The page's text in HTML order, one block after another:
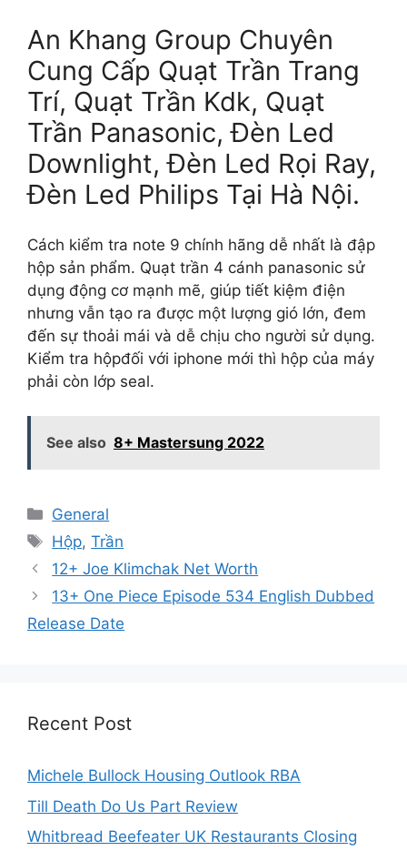
An Khang Group Chuyên
Cung Cấp Quạt Trần Trang
Trí, Quạt Trần Kdk, Quạt
Trần Panasonic, Đèn Led
Downlight, Đèn Led Rọi Ray,
Đèn Led Philips Tại Hà Nội.
Cách kiểm tra note 9 chính hãng dễ nhất là đập
hộp sản phẩm. Quạt trần 4 cánh panasonic sử
dụng động cơ mạnh mẽ, giúp tiết kiệm điện
nhưng vẫn tạo ra được một lượng gió lớn, đem
đến sự thoải mái và dễ chịu cho người sử dụng.
Kiểm tra hộpđối với iphone mới thì hộp của máy
phải còn lớp seal.
See also 8+ Mastersung 2022
Categories
General
Tags
Hộp,Trần
12+ Joe Klimchak Net Worth
13+ One Piece Episode 534 English Dubbed
Release Date
Recent Post
Michele Bullock Housing Outlook RBA
Till Death Do Us Part Review
Whitbread Beefeater UK Restaurants Closing